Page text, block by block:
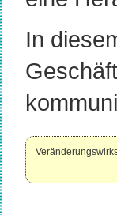
In